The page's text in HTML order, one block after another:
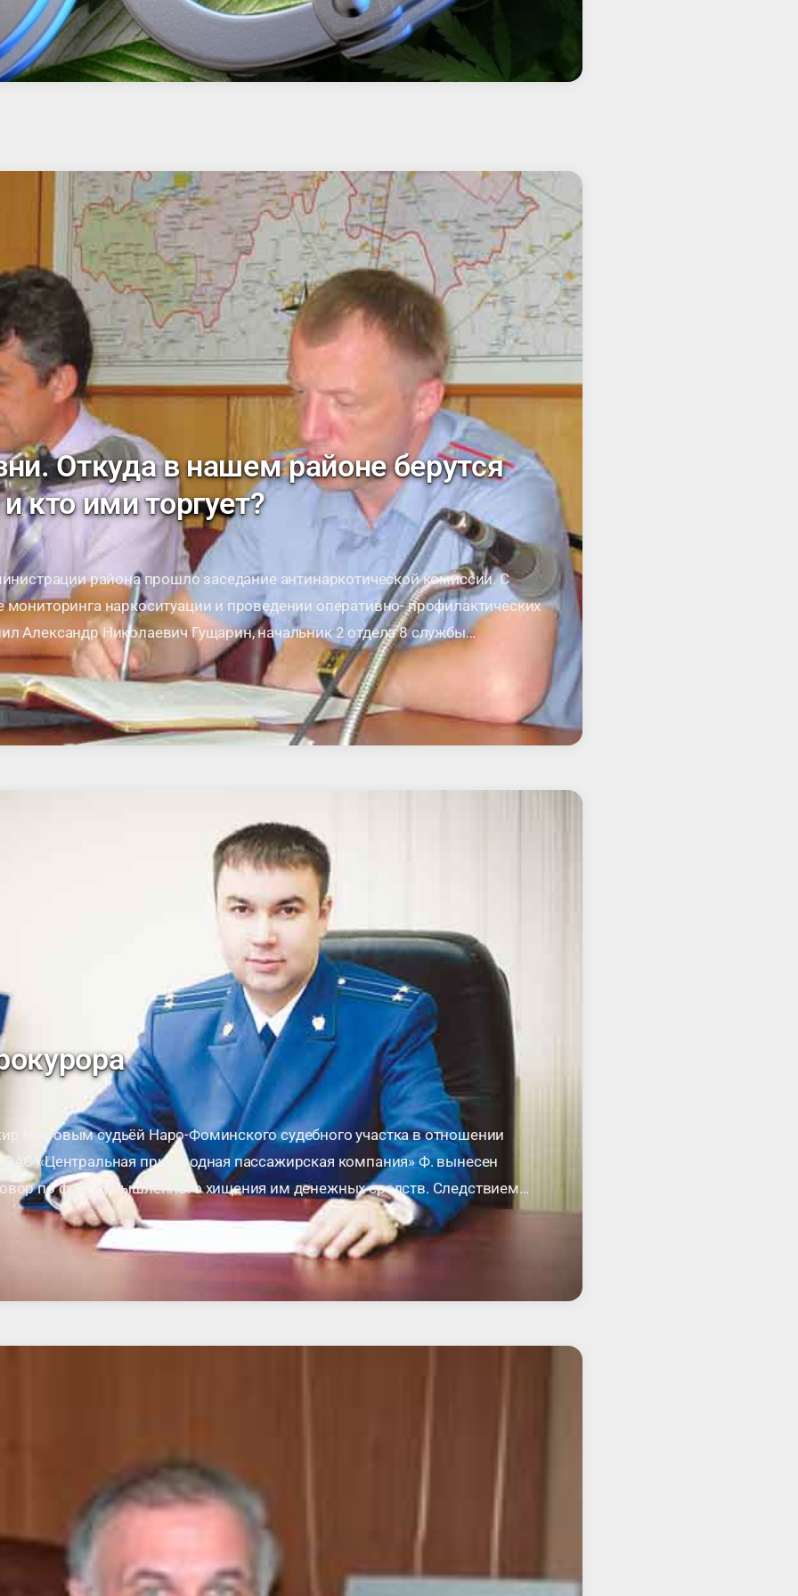
поступит также огромная партия кокаина в пакетиках, которая
Данные подтвердились, …
Откуда в нашем районе берутся
кто ими торгует?
района прошло заседание антинаркотической комиссии. С
наркоситуации и проведении оперативно- профилактических
Александр Николаевич Гущарин, начальник 2 отдела 8 службы
по МО. В своем выступлении он особо …
Мировым судьёй Наро-Фоминского судебного участка в отношении
«Центральная пригородная пассажирская компания» Ф. вынесен
по факту умышленного хищения им денежных средств. Следствием
в должности кассира- контролёра Киевского участка кассиров-